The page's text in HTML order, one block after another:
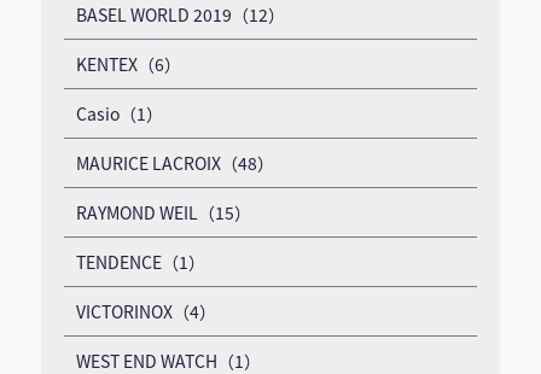
BASEL WORLD 2019（12）
KENTEX（6）
Casio（1）
MAURICE LACROIX（48）
RAYMOND WEIL（15）
TENDENCE（1）
VICTORINOX（4）
WEST END WATCH（1）